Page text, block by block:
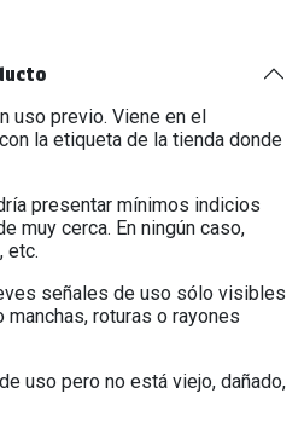
uso previo. Viene en el
la etiqueta de la tienda donde
presentar mínimos indicios
muy cerca. En ningún caso,
etc.
señales de uso sólo visibles
roturas o rayones
uso pero no está viejo, dañado,